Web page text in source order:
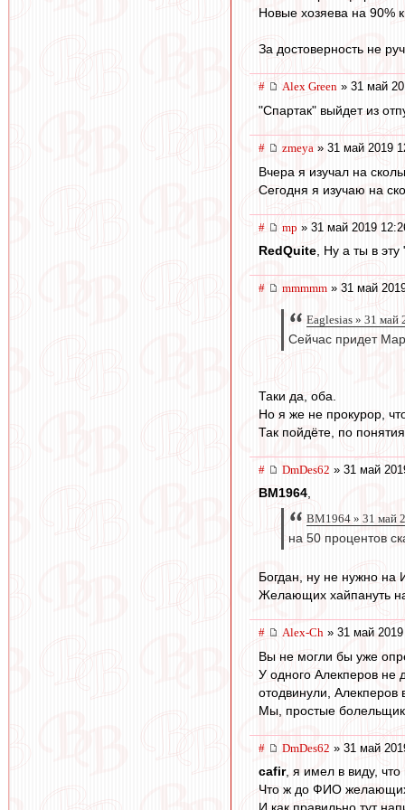
Новые хозяева на 90%
За достоверность не
# Alex Green » 31 май
"Спартак" выйдет из
# zmeya » 31 май 2019
Вчера я изучал на
Сегодня я изучаю на
# mp » 31 май 2019
RedQuite , Ну а ты в
# mmmmm » 31 май
Eaglesias » 31 май
Сейчас придет
Таки да, оба.
Но я же не прокурор,
Так пойдёте, по
# DmDes62 » 31 май
BM1964,
BM1964 » 31 май
на 50 процентов
Богдан, ну не нужно на
Желающих хайпануть
# Alex-Ch » 31 май
Вы не могли бы уже
У одного Алекперов не
отодвинули, Алекперов
Мы, простые
# DmDes62 » 31 май
cafir, я имел в виду,
Что ж до ФИО желающих